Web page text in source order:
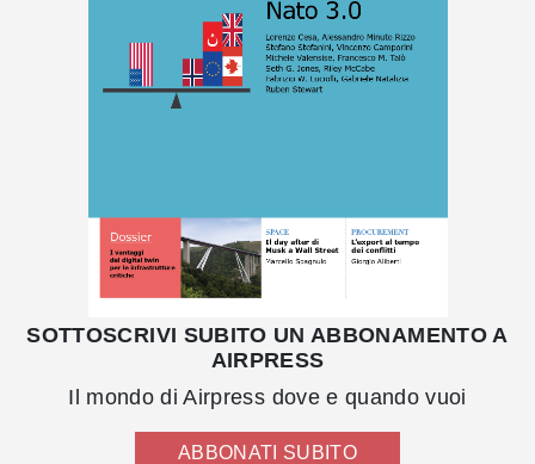
SOTTOSCRIVI SUBITO UN ABBONAMENTO A
AIRPRESS
Il mondo di Airpress dove e quando vuoi
ABBONATI SUBITO